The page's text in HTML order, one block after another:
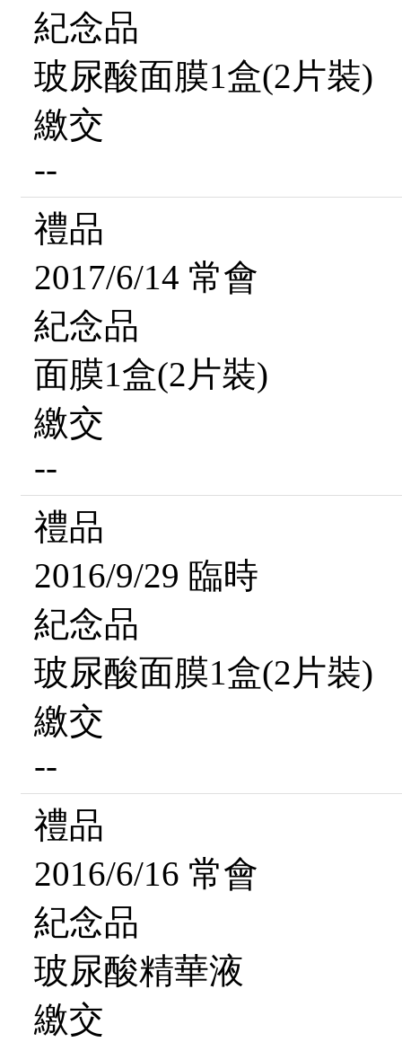
紀念品
玻尿酸面膜1盒(2片裝)
繳交
--
禮品
2017/6/14 常會
紀念品
面膜1盒(2片裝)
繳交
--
禮品
2016/9/29 臨時
紀念品
玻尿酸面膜1盒(2片裝)
繳交
--
禮品
2016/6/16 常會
紀念品
玻尿酸精華液
繳交